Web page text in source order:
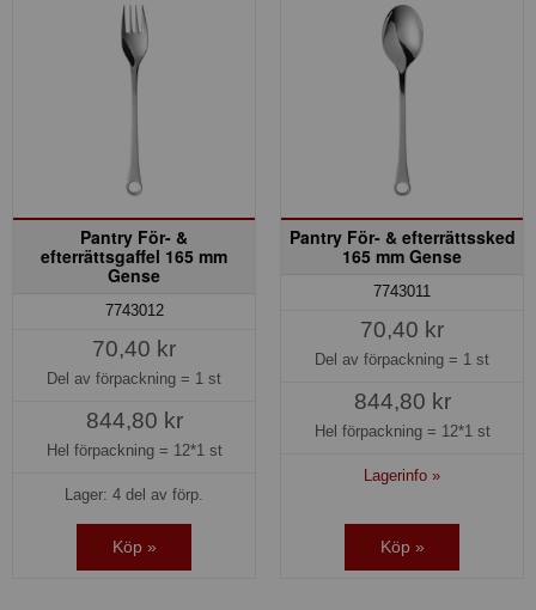
Pantry För- &
efterrättsgaffel 165 mm
Gense
7743012
70,40 kr
Del av förpackning = 1 st
844,80 kr
Hel förpackning = 12*1 st
Lager: 4 del av förp.
Köp »
Pantry För- & efterrättssked
165 mm Gense
7743011
70,40 kr
Del av förpackning = 1 st
844,80 kr
Hel förpackning = 12*1 st
Lagerinfo »
Köp »